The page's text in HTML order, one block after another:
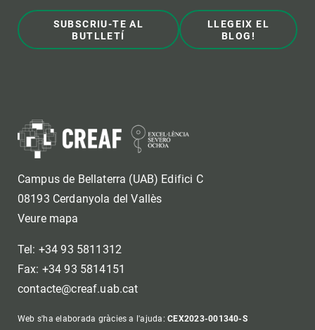
SUBSCRIU-TE AL
BUTLLETÍ
LLEGEIX EL
BLOG!
Campus de Bellaterra (UAB) Edifici C
08193 Cerdanyola del Vallès
Veure mapa
Tel: +34 93 5811312
Fax: +34 93 5814151
contacte@creaf.uab.cat
Web s'ha elaborada gràcies a l'ajuda:CEX2023-001340-S